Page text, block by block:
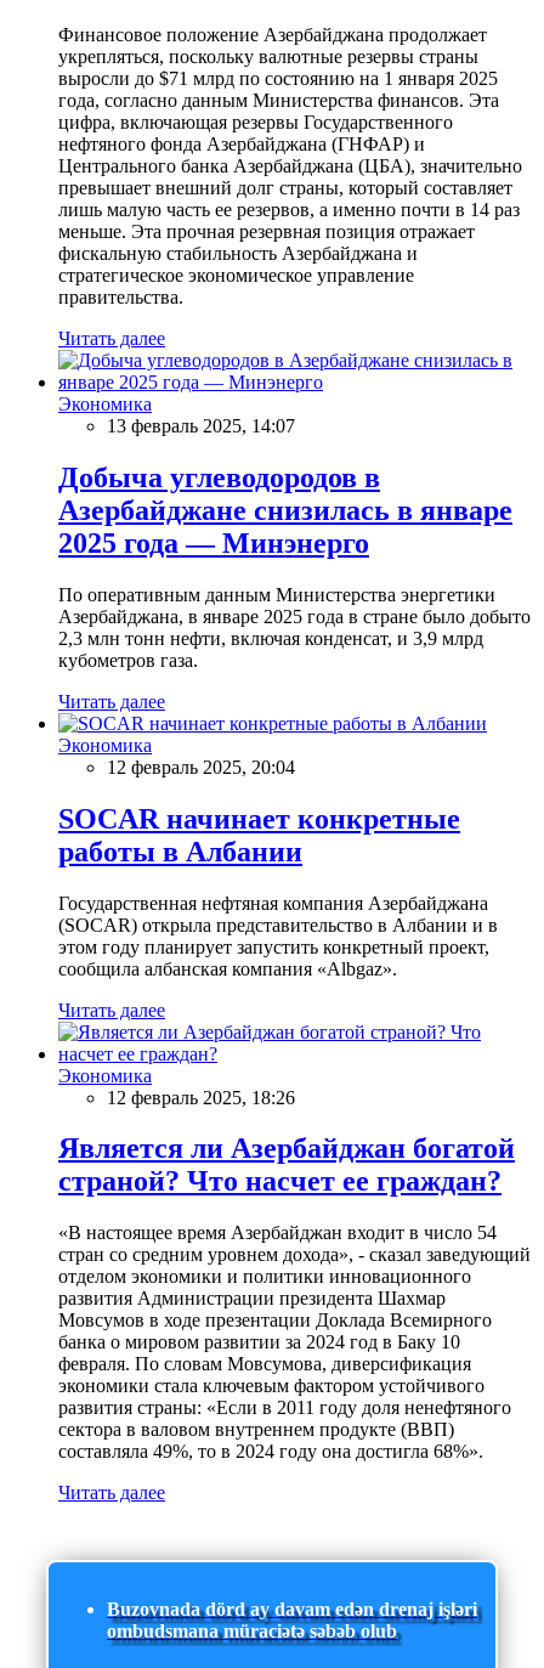
Финансовое положение Азербайджана продолжает
укрепляться, поскольку валютные резервы страны
выросли до $71 млрд по состоянию на 1 января 2025
года, согласно данным Министерства финансов. Эта
цифра, включающая резервы Государственного
нефтяного фонда Азербайджана (ГНФАР) и
Центрального банка Азербайджана (ЦБА), значительно
превышает внешний долг страны, который составляет
лишь малую часть ее резервов, а именно почти в 14 раз
меньше. Эта прочная резервная позиция отражает
фискальную стабильность Азербайджана и
стратегическое экономическое управление
правительства.
Читать далее
Экономика
13 февраль 2025, 14:07
Добыча углеводородов в
Азербайджане снизилась в январе
2025 года — Минэнерго
По оперативным данным Министерства энергетики
Азербайджана, в январе 2025 года в стране было добыто
2,3 млн тонн нефти, включая конденсат, и 3,9 млрд
кубометров газа.
Читать далее
Экономика
12 февраль 2025, 20:04
SOCAR начинает конкретные
работы в Албании
Государственная нефтяная компания Азербайджана
(SOCAR) открыла представительство в Албании и в
этом году планирует запустить конкретный проект,
сообщила албанская компания «Albgaz».
Читать далее
Экономика
12 февраль 2025, 18:26
Является ли Азербайджан богатой
страной? Что насчет ее граждан?
«В настоящее время Азербайджан входит в число 54
стран со средним уровнем дохода», - сказал заведующий
отделом экономики и политики инновационного
развития Администрации президента Шахмар
Мовсумов в ходе презентации Доклада Всемирного
банка о мировом развитии за 2024 год в Баку 10
февраля. По словам Мовсумова, диверсификация
экономики стала ключевым фактором устойчивого
развития страны: «Если в 2011 году доля ненефтяного
сектора в валовом внутреннем продукте (ВВП)
составляла 49%, то в 2024 году она достигла 68%».
Читать далее
Buzovnada dörd ay davam edən drenaj işləri
ombudsmana müraciətə səbəb olub